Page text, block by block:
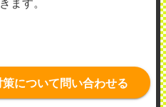
について問い合わせる